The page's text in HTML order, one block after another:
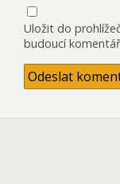
Uložit do
budoucí